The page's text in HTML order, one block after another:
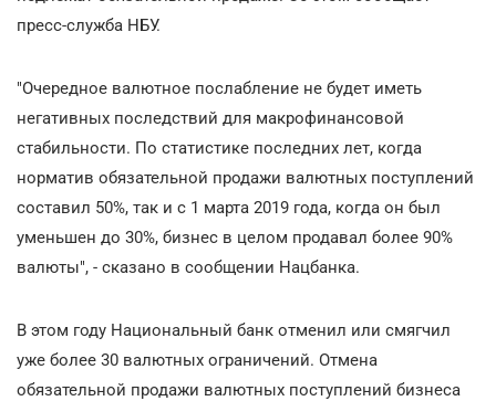
пресс-служба НБУ.
"Очередное валютное послабление не будет иметь
негативных последствий для макрофинансовой
стабильности. По статистике последних лет, когда
норматив обязательной продажи валютных поступлений
составил 50%, так и с 1 марта 2019 года, когда он был
уменьшен до 30%, бизнес в целом продавал более 90%
валюты", - сказано в сообщении Нацбанка.
В этом году Национальный банк отменил или смягчил
уже более 30 валютных ограничений. Отмена
обязательной продажи валютных поступлений бизнеса